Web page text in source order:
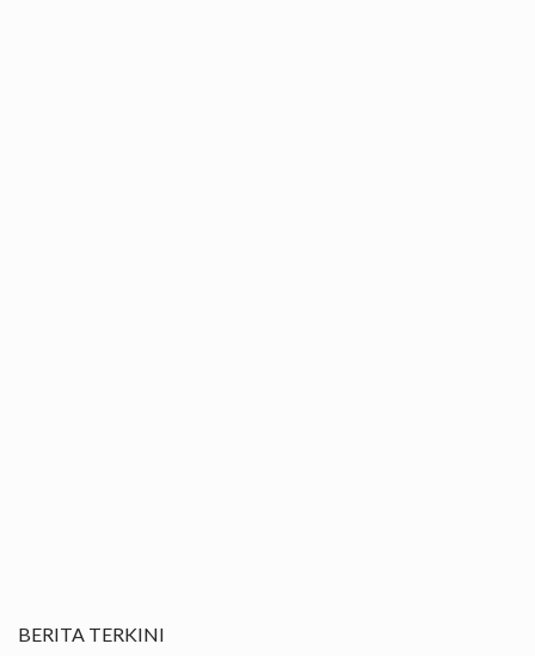
BERITA TERKINI